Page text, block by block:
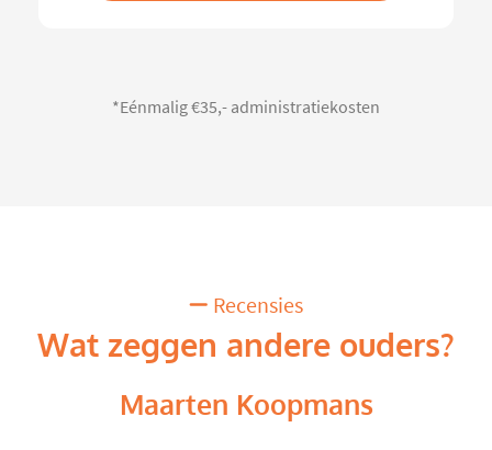
*Eénmalig €35,- administratiekosten
Recensies
Wat zeggen andere ouders?
Maarten Koopmans